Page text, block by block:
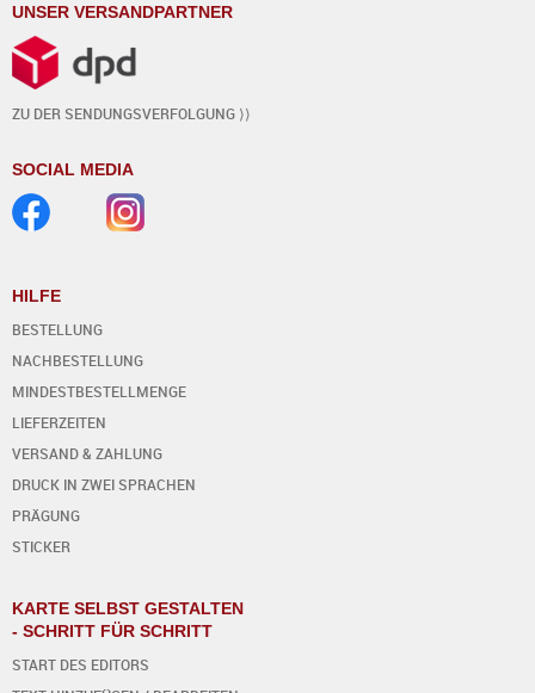
UNSER VERSANDPARTNER
ZU DER SENDUNGSVERFOLGUNG ⟩⟩
SOCIAL MEDIA
HILFE
BESTELLUNG
NACHBESTELLUNG
MINDESTBESTELLMENGE
LIEFERZEITEN
VERSAND & ZAHLUNG
DRUCK IN ZWEI SPRACHEN
PRÄGUNG
STICKER
KARTE SELBST GESTALTEN
- SCHRITT FÜR SCHRITT
START DES EDITORS